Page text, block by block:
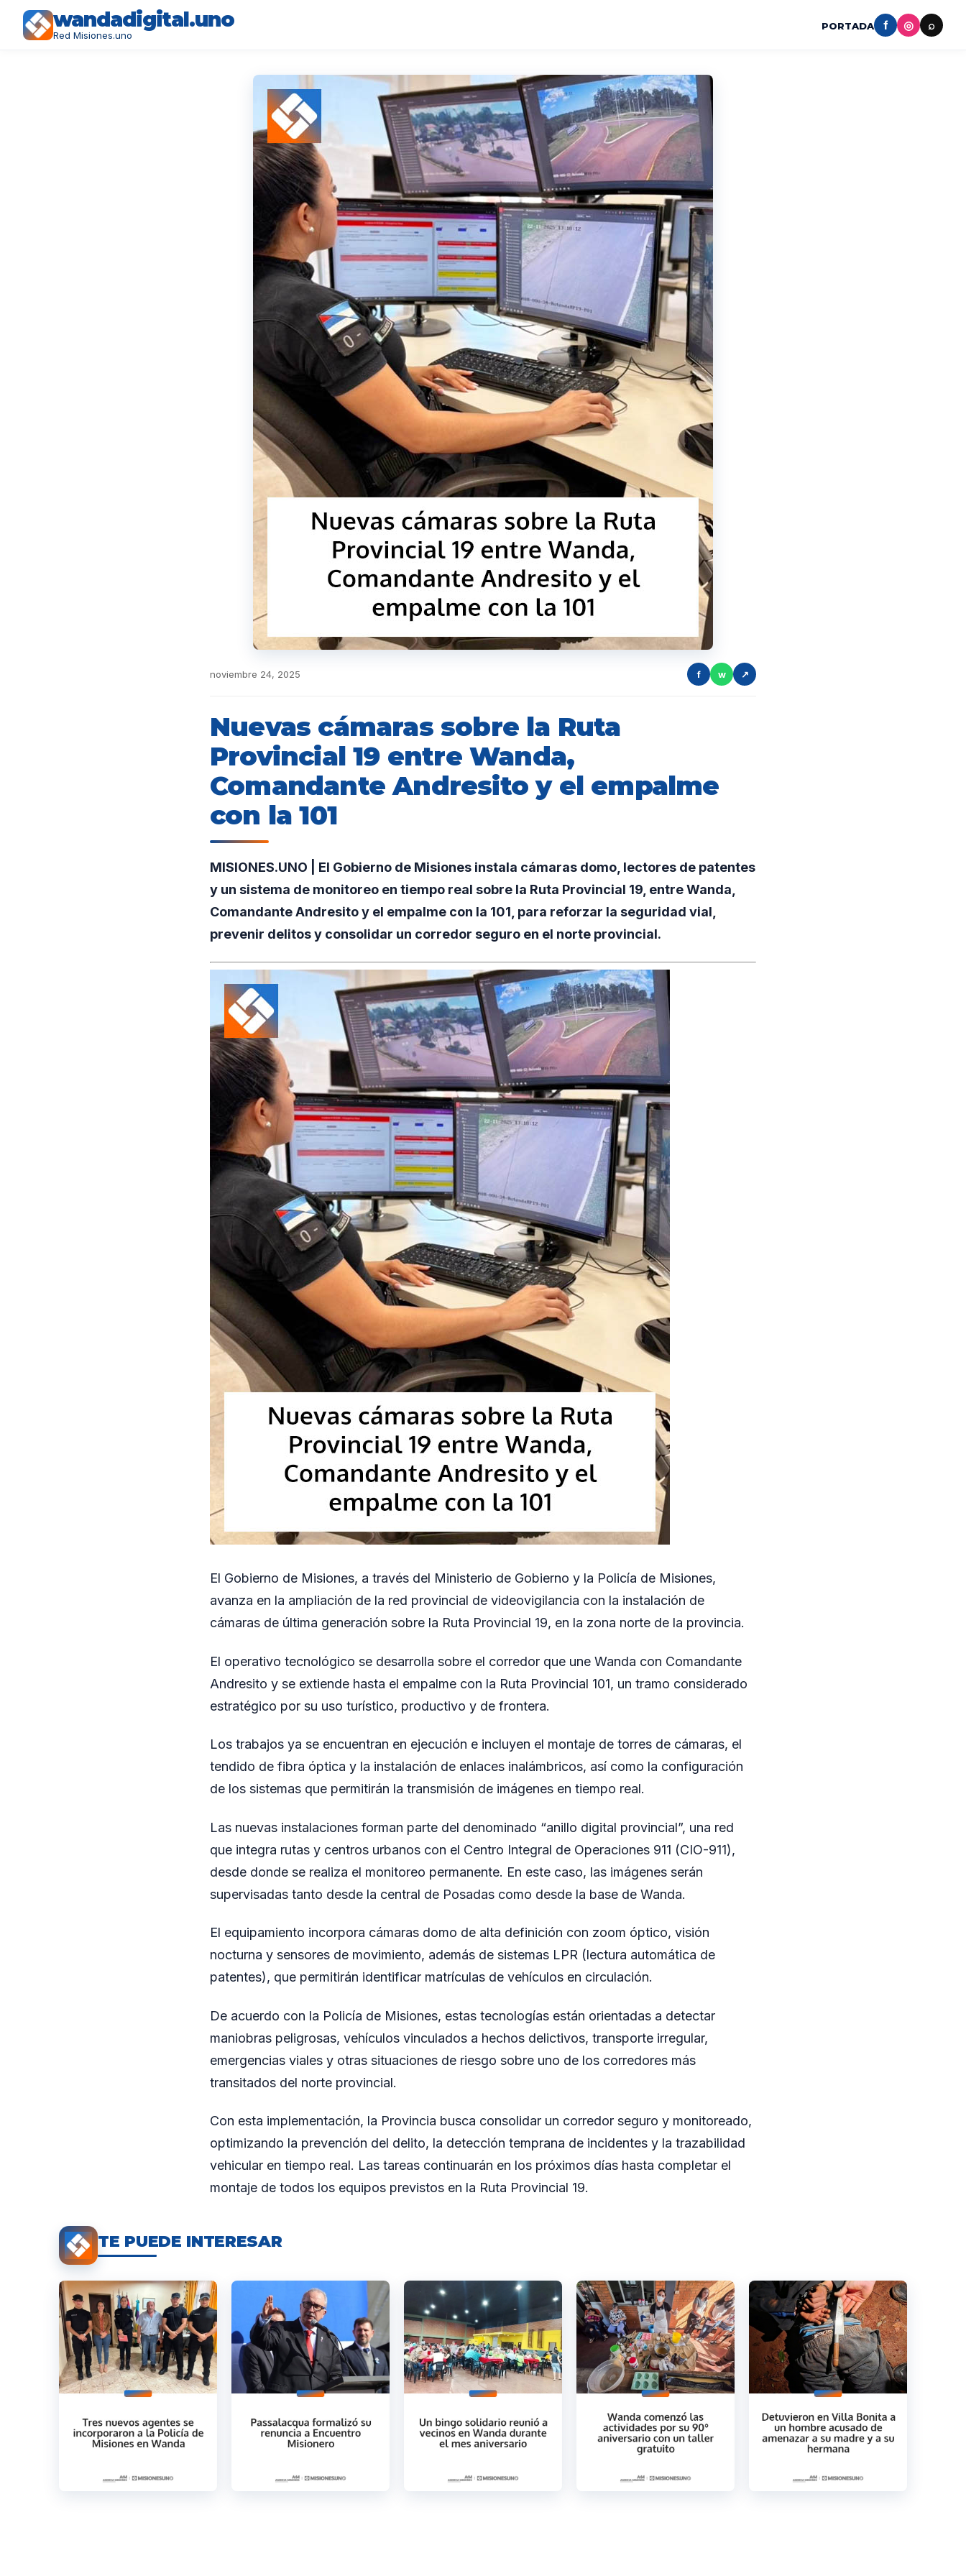
wandadigital.uno
Red Misiones.uno
PORTADA f ◎ ⌕
noviembre 24, 2025 f w ↗
Nuevas cámaras sobre la Ruta
Provincial 19 entre Wanda,
Comandante Andresito y el empalme
con la 101
MISIONES.UNO | El Gobierno de Misiones instala cámaras domo, lectores de patentes
y un sistema de monitoreo en tiempo real sobre la Ruta Provincial 19, entre Wanda,
Comandante Andresito y el empalme con la 101, para reforzar la seguridad vial,
prevenir delitos y consolidar un corredor seguro en el norte provincial.
El Gobierno de Misiones, a través del Ministerio de Gobierno y la Policía de Misiones,
avanza en la ampliación de la red provincial de videovigilancia con la instalación de
cámaras de última generación sobre la Ruta Provincial 19, en la zona norte de la provincia.
El operativo tecnológico se desarrolla sobre el corredor que une Wanda con Comandante
Andresito y se extiende hasta el empalme con la Ruta Provincial 101, un tramo considerado
estratégico por su uso turístico, productivo y de frontera.
Los trabajos ya se encuentran en ejecución e incluyen el montaje de torres de cámaras, el
tendido de fibra óptica y la instalación de enlaces inalámbricos, así como la configuración
de los sistemas que permitirán la transmisión de imágenes en tiempo real.
Las nuevas instalaciones forman parte del denominado “anillo digital provincial”, una red
que integra rutas y centros urbanos con el Centro Integral de Operaciones 911 (CIO-911),
desde donde se realiza el monitoreo permanente. En este caso, las imágenes serán
supervisadas tanto desde la central de Posadas como desde la base de Wanda.
El equipamiento incorpora cámaras domo de alta definición con zoom óptico, visión
nocturna y sensores de movimiento, además de sistemas LPR (lectura automática de
patentes), que permitirán identificar matrículas de vehículos en circulación.
De acuerdo con la Policía de Misiones, estas tecnologías están orientadas a detectar
maniobras peligrosas, vehículos vinculados a hechos delictivos, transporte irregular,
emergencias viales y otras situaciones de riesgo sobre uno de los corredores más
transitados del norte provincial.
Con esta implementación, la Provincia busca consolidar un corredor seguro y monitoreado,
optimizando la prevención del delito, la detección temprana de incidentes y la trazabilidad
vehicular en tiempo real. Las tareas continuarán en los próximos días hasta completar el
montaje de todos los equipos previstos en la Ruta Provincial 19.
TE PUEDE INTERESAR